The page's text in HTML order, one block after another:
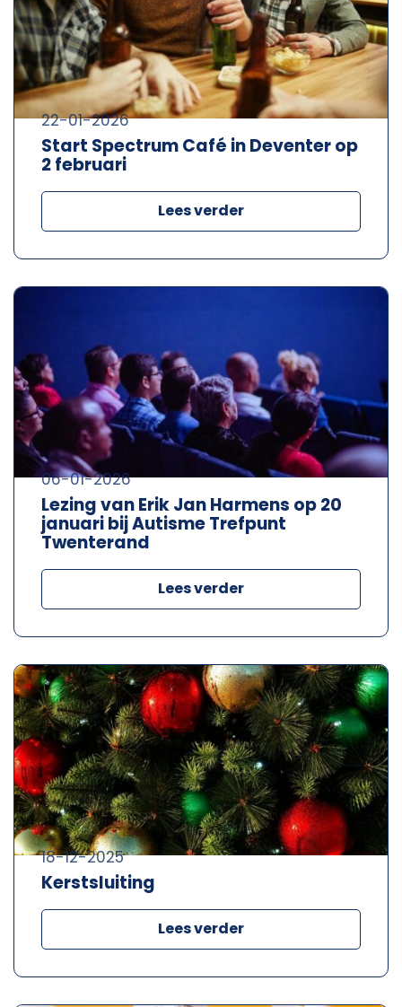
Start Spectrum Café in Deventer op
2 februari
22-01-2026
Lees verder
Lezing van Erik Jan Harmens op 20
januari bij Autisme Trefpunt
Twenterand
06-01-2026
Lees verder
Kerstsluiting
18-12-2025
Lees verder